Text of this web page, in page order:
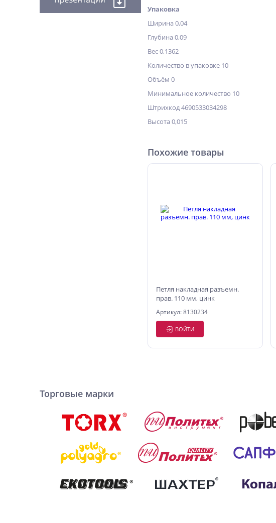
Упаковка
Ширина 0,04
Глубина 0,09
Вес 0,1362
Количество в упаковке 10
Объём 0
Минимальное количество 10
Штрихкод 4690533034298
Высота 0,015
Похожие товары
Петля накладная разъемн.
прав. 110 мм, цинк
Артикул: 8130234
ВОЙТИ
Торговые марки